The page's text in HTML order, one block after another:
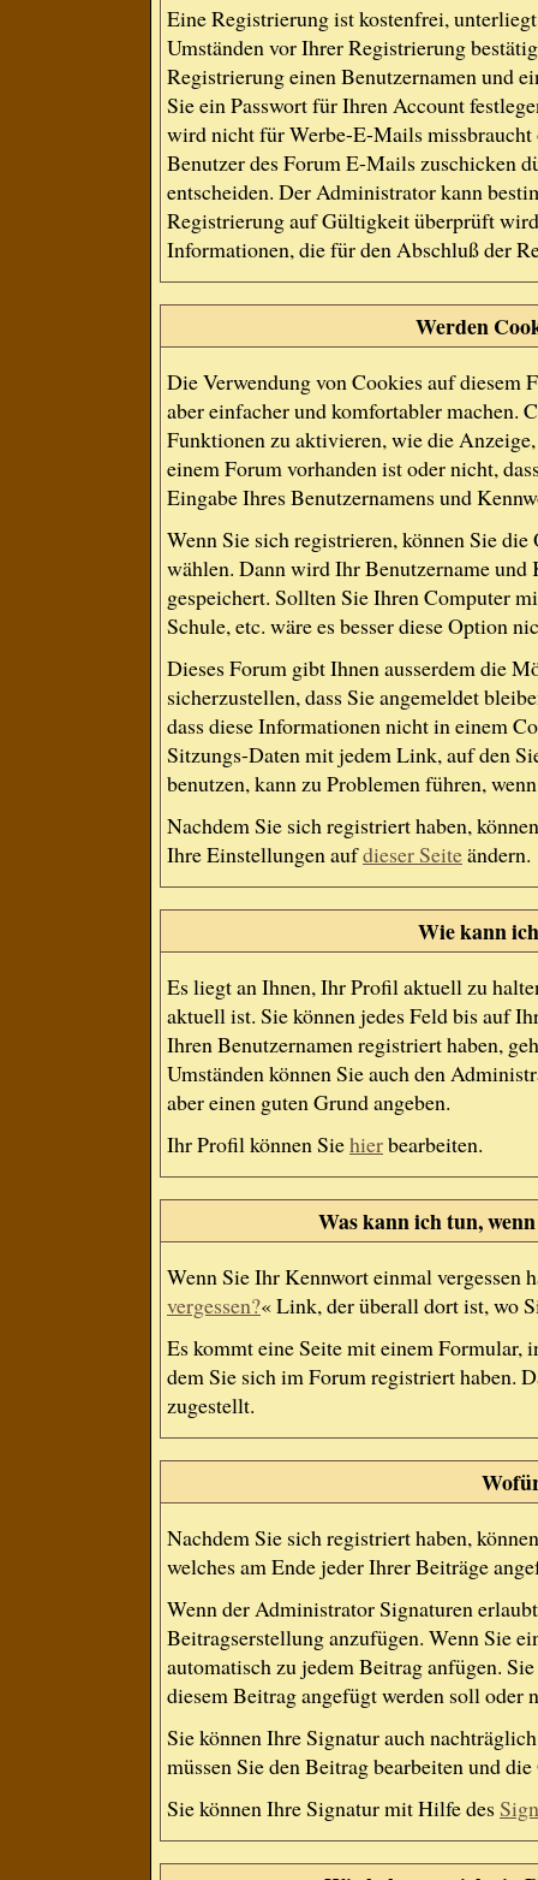
Eine Registrierung ist kostenfrei,
Umständen vor Ihrer Registrierung
Registrierung einen Benutzernamen und
Sie ein Passwort für Ihren Account
wird nicht für Werbe-E-Mails missbraucht
Benutzer des Forum E-Mails zuschicken
entscheiden. Der Administrator kann
Registrierung auf Gültigkeit überprüft
Informationen, die für den Abschluß der
Werden
Die Verwendung von Cookies auf diesem
aber einfacher und komfortabler machen.
Funktionen zu aktivieren, wie die
einem Forum vorhanden ist oder nicht,
Eingabe Ihres Benutzernamens und
Wenn Sie sich registrieren, können Sie
wählen. Dann wird Ihr Benutzername
gespeichert. Sollten Sie Ihren Computer
Schule, etc. wäre es besser diese Option
Dieses Forum gibt Ihnen ausserdem die
sicherzustellen, dass Sie angemeldet
dass diese Informationen nicht in einem
Sitzungs-Daten mit jedem Link, auf den
benutzen, kann zu Problemen führen,
Nachdem Sie sich registriert haben,
Ihre Einstellungen aufdieser Seiteändern.
Wie kann
Es liegt an Ihnen, Ihr Profil aktuell zu
aktuell ist. Sie können jedes Feld bis auf
Ihren Benutzernamen registriert haben,
Umständen können Sie auch den
aber einen guten Grund angeben.
Ihr Profil können Siehierbearbeiten.
Was kann ich tun,
Wenn Sie Ihr Kennwort einmal vergessen
vergessen?« Link, der überall dort ist, wo
Es kommt eine Seite mit einem Formular,
dem Sie sich im Forum registriert haben.
zugestellt.
Nachdem Sie sich registriert haben,
welches am Ende jeder Ihrer Beiträge
Wenn der Administrator Signaturen
Beitragserstellung anzufügen. Wenn Sie
automatisch zu jedem Beitrag anfügen.
diesem Beitrag angefügt werden soll oder
Sie können Ihre Signatur auch
müssen Sie den Beitrag bearbeiten und
Sie können Ihre Signatur mit Hilfe des